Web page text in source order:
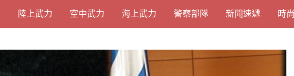
陸上武力 空中武力 海上武力 警察部隊 新聞速遞 時